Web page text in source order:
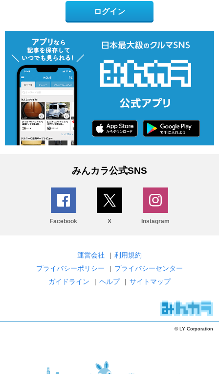
ログイン
みんカラ公式SNS
Facebook X Instagram
運営会社 | 利用規約
プライバシーポリシー
| プライバシーセンター
ガイドライン
| ヘルプ | サイトマップ
© LY Corporation